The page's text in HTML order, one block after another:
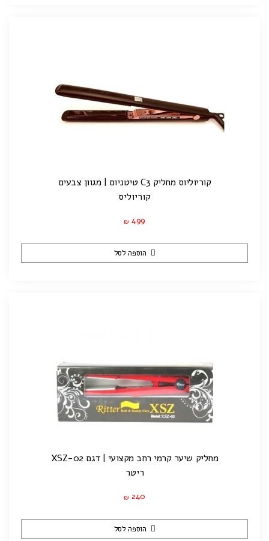
קוריוליוס מחליק C3 טיטניום | מגוון צבעים
קוריוליס
₪ 499
הוספה לסל
מחליק שיער קרמי רחב מקצועי | דגם XSZ-02
ריטר
₪ 240
הוספה לסל